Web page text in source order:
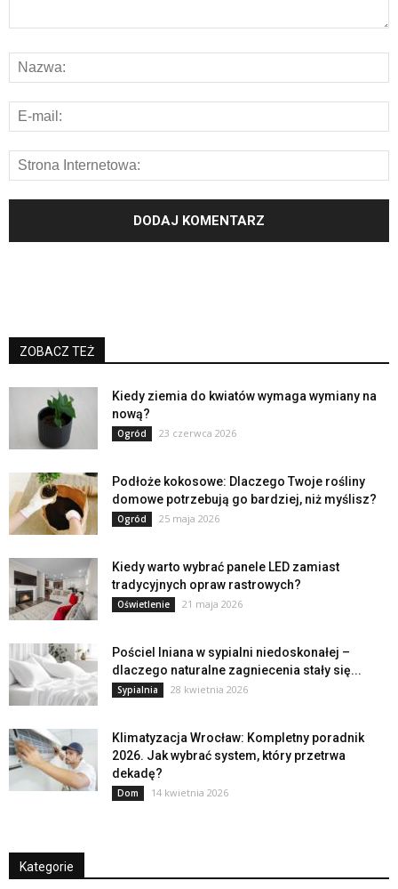
ZOBACZ TEŻ
Kiedy ziemia do kwiatów wymaga wymiany na
nową?
Ogród 23 czerwca 2026
Podłoże kokosowe: Dlaczego Twoje rośliny
domowe potrzebują go bardziej, niż myślisz?
Ogród 25 maja 2026
Kiedy warto wybrać panele LED zamiast
tradycyjnych opraw rastrowych?
Oświetlenie 21 maja 2026
Pościel lniana w sypialni niedoskonałej –
dlaczego naturalne zagniecenia stały się...
Sypialnia 28 kwietnia 2026
Klimatyzacja Wrocław: Kompletny poradnik
2026. Jak wybrać system, który przetrwa
dekadę?
Dom 14 kwietnia 2026
Kategorie